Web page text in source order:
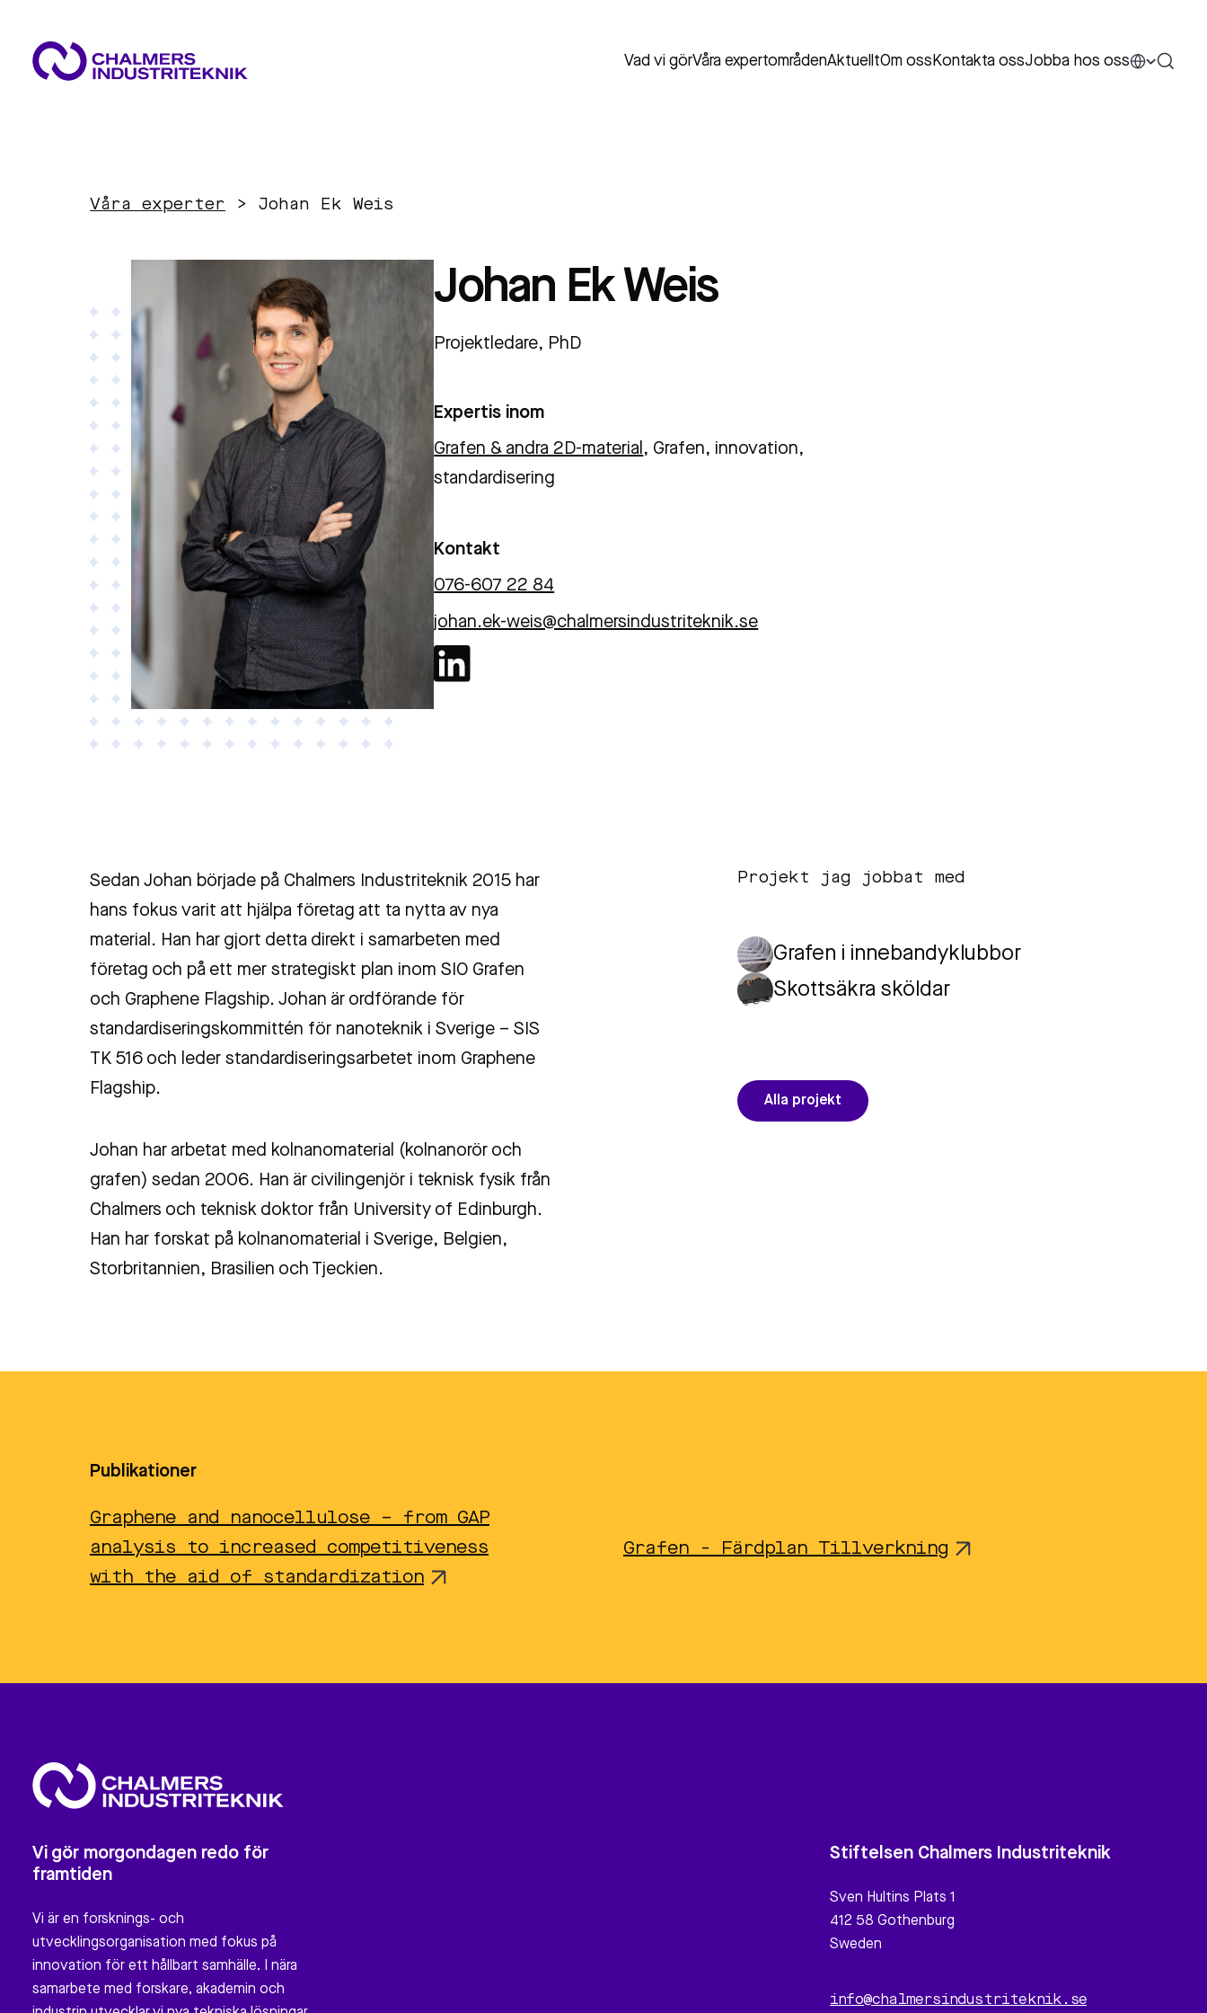
Vad vi görVåra expertområdenAktuelltOm oss Kontakta ossJobba hos oss
Innovationsledning
Tillämpad AI
OM OSSVåra experter > Johan Ek Weis
Johan Ek Weis
Projektledare, PhD
Expertis inom
Grafen & andra 2D-material, Grafen, innovation,
standardisering
Kontakt
076-607 22 84
johan.ek-weis@chalmersindustriteknik.se
Sedan Johan började på Chalmers Industriteknik 2015 har
hans fokus varit att hjälpa företag att ta nytta av nya
material. Han har gjort detta direkt i samarbeten med
företag och på ett mer strategiskt plan inom SIO Grafen
och Graphene Flagship. Johan är ordförande för
standardiseringskommittén för nanoteknik i Sverige – SIS
TK 516 och leder standardiseringsarbetet inom Graphene
Flagship.
Johan har arbetat med kolnanomaterial (kolnanorör och
grafen) sedan 2006. Han är civilingenjör i teknisk fysik från
Chalmers och teknisk doktor från University of Edinburgh.
Han har forskat på kolnanomaterial i Sverige, Belgien,
Storbritannien, Brasilien och Tjeckien.
Projekt jag jobbat med
Grafen i innebandyklubbor
Skottsäkra sköldar
Alla projekt
Publikationer
Graphene and nanocellulose – from GAP
analysis to increased competitiveness
with the aid of standardization
Grafen - Färdplan Tillverkning
Vi gör morgondagen redo för
framtiden
Vi är en forsknings- och
utvecklingsorganisation med fokus på
innovation för ett hållbart samhälle. I nära
samarbete med forskare, akademin och
Stiftelsen Chalmers Industriteknik
Sven Hultins Plats 1
412 58 Gothenburg
Sweden
info@chalmersindustriteknik.se